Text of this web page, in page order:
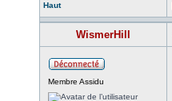
Haut
WismerHill
Membre Assidu